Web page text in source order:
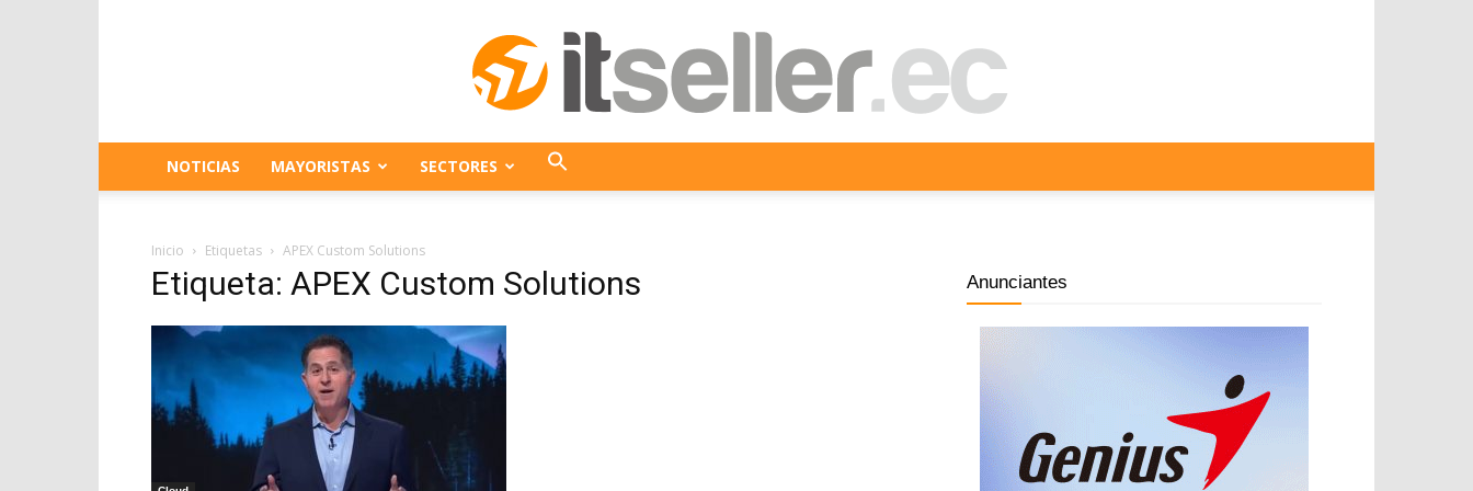
ITseller
NOTICIAS MAYORISTAS SECTORES
Inicio Etiquetas APEX Custom Solutions
Etiqueta: APEX Custom Solutions Anunciantes